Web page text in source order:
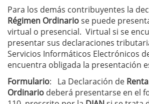
Para los demás contribuyentes la
Régimen Ordinariose puede
virtual o presencial. Virtual si se
presentar sus declaraciones
Servicios Informáticos Electrónicos
encuentra obligada la presentación
Formulario: La Declaración de
Ordinario deberá presentarse en el